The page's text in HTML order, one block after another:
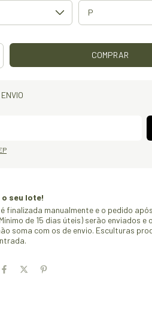
o seu lote!
finalizada manualmente e o pedido
de 15 dias úteis) serão enviados e
soma com os de envio. Esculturas